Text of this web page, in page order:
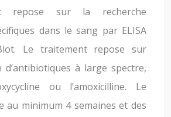
repose sur la recherche
dans le sang par ELISA
Le traitement repose sur
d’antibiotiques à large spectre,
ou l’amoxicilline. Le
au minimum 4 semaines et des